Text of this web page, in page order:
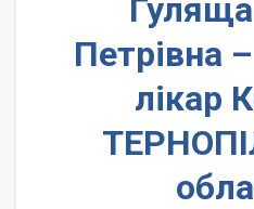
Петрівна
лікар